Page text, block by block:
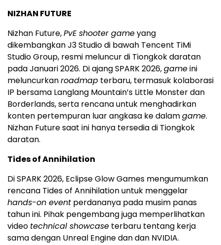
NIZHAN FUTURE
Nizhan Future,PvE shooter gameyang
dikembangkan J3 Studio di bawah Tencent TiMi
Studio Group, resmi meluncur di Tiongkok daratan
pada Januari 2026. Di ajang SPARK 2026,gameini
meluncurkanroadmap terbaru, termasuk kolaborasi
IP bersama Langlang Mountain’s Little Monster dan
Borderlands, serta rencana untuk menghadirkan
konten pertempuran luar angkasa ke dalamgame.
Nizhan Future saat ini hanya tersedia di Tiongkok
daratan.
Tides of Annihilation
Di SPARK 2026, Eclipse Glow Games mengumumkan
rencana Tides of Annihilation untuk menggelar
hands-on event perdananya pada musim panas
tahun ini. Pihak pengembang juga memperlihatkan
video technical showcase terbaru tentang kerja
sama dengan Unreal Engine dan dan NVIDIA.